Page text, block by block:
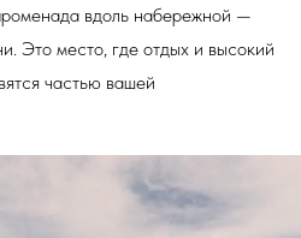
вдоль набережной —
Это место, где отдых и высокий
частью вашей